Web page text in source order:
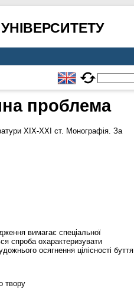
проблема
ХІХ-ХХІ ст. Монографія. За
вимагає спеціальної
спроба охарактеризувати
осягнення цілісності буття.
твору